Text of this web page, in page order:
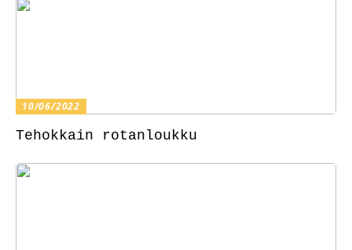
10/06/2022
Tehokkain rotanloukku